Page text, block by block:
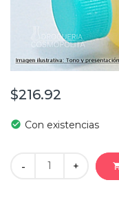
$216.92
check_circle Con existencias
+
-